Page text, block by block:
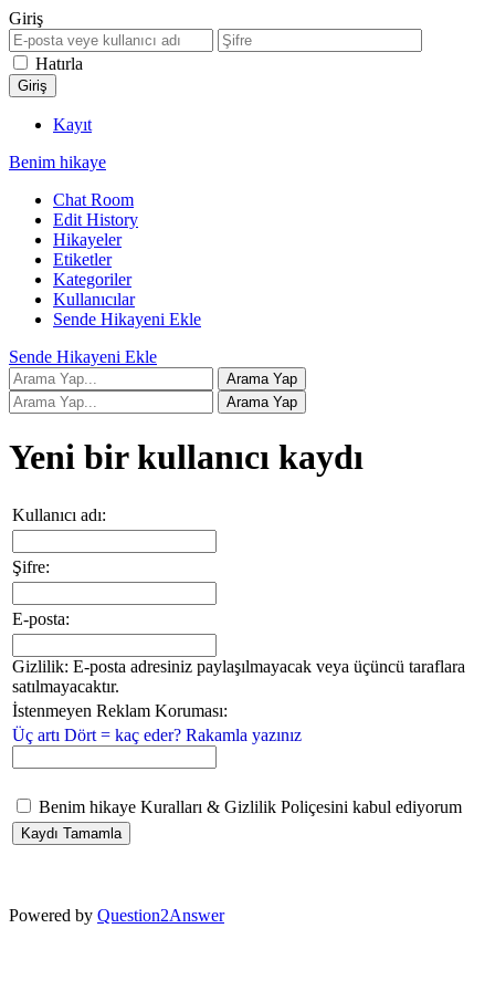
Giriş
Hatırla
Kayıt
Benim hikaye
Chat Room
Edit History
Hikayeler
Etiketler
Kategoriler
Kullanıcılar
Sende Hikayeni Ekle
Sende Hikayeni Ekle
Yeni bir kullanıcı kaydı
Kullanıcı adı:
Şifre:
E-posta:
Gizlilik: E-posta adresiniz paylaşılmayacak veya üçüncü taraflara
satılmayacaktır.
İstenmeyen Reklam Koruması:
Üç artı Dört = kaç eder? Rakamla yazınız
Benim hikaye Kuralları & Gizlilik Poliçesini kabul ediyorum
Powered by Question2Answer